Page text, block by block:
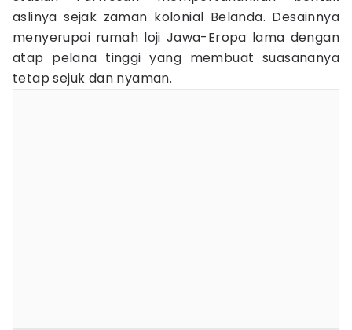
aslinya sejak zaman kolonial Belanda. Desainnya
menyerupai rumah loji Jawa-Eropa lama dengan
atap pelana tinggi yang membuat suasananya
tetap sejuk dan nyaman.